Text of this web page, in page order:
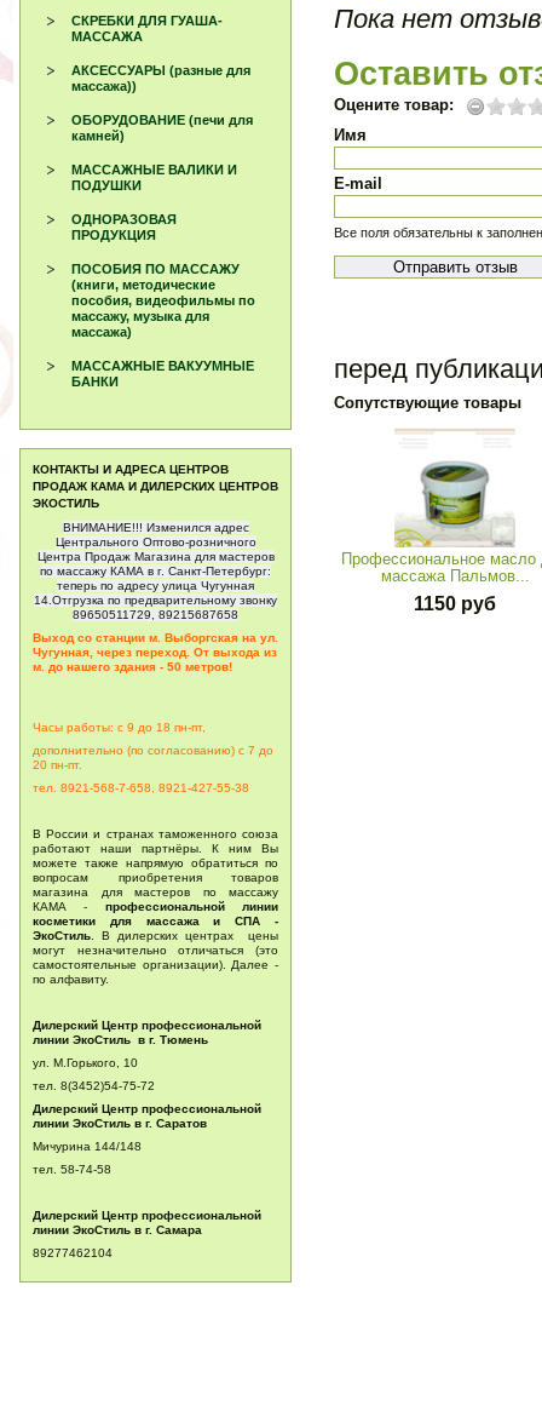
СКРЕБКИ ДЛЯ ГУАША-
МАССАЖА
АКСЕССУАРЫ (разные для
массажа))
ОБОРУДОВАНИЕ (печи для
камней)
МАССАЖНЫЕ ВАЛИКИ И
ПОДУШКИ
ОДНОРАЗОВАЯ
ПРОДУКЦИЯ
ПОСОБИЯ ПО МАССАЖУ
(книги, методические
пособия, видеофильмы по
массажу, музыка для
массажа)
МАССАЖНЫЕ ВАКУУМНЫЕ
БАНКИ
КОНТАКТЫ И АДРЕСА ЦЕНТРОВ
ПРОДАЖ КАМА И ДИЛЕРСКИХ ЦЕНТРОВ
ЭКОСТИЛЬ
ВНИМАНИЕ!!! Изменился адрес
Центрального Оптово-розничного
Центра Продаж Магазина для мастеров
по массажу КАМА в г. Санкт-Петербург:
теперь по адресу улица Чугунная
14.Отгрузка по предварительному звонку
89650511729, 89215687658
Выход со станции м. Выборгская на ул.
Чугунная, через переход. От выхода из
м. до нашего здания - 50 метров!
Часы работы: с 9 до 18 пн-пт,
дополнительно (по согласованию) с 7 до
20 пн-пт.
тел. 8921-568-7-658, 8921-427-55-38
В России и странах таможенного союза
работают наши партнёры. К ним Вы
можете также напрямую обратиться по
вопросам приобретения товаров
магазина для мастеров по массажу
КАМА - профессиональной линии
косметики для массажа и СПА -
ЭкоСтиль . В дилерских центрах цены
могут незначительно отличаться (это
самостоятельные организации). Далее -
по алфавиту.
Дилерский Центр профессиональной
линии ЭкоСтиль в г. Тюмень
ул. М.Горького, 10
тел. 8(3452)54-75-72
Дилерский Центр профессиональной
линии ЭкоСтиль в г. Саратов
Мичурина 144/148
тел. 58-74-58
Дилерский Центр профессиональной
линии ЭкоСтиль в г. Самара
89277462104
Пока нет
Оставить
Оцените товар:
Имя
E-mail
Все поля обязательны к
перед
Сопутствующие товары
Профессиональное масло
массажа Пальмов...
1150 руб